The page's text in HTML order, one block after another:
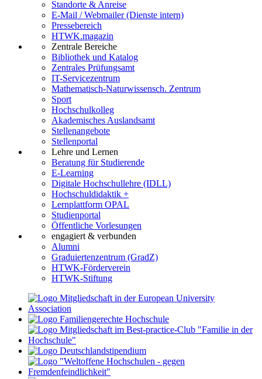
Standorte & Anreise
E-Mail / Webmailer (Dienste intern)
Pressebereich
HTWK.magazin
Zentrale Bereiche
Bibliothek und Katalog
Zentrales Prüfungsamt
IT-Servicezentrum
Mathematisch-Naturwissensch. Zentrum
Sport
Hochschulkolleg
Akademisches Auslandsamt
Stellenangebote
Stellenportal
Lehre und Lernen
Beratung für Studierende
E-Learning
Digitale Hochschullehre (IDLL)
Hochschuldidaktik +
Lernplattform OPAL
Studienportal
Öffentliche Vorlesungen
engagiert & verbunden
Alumni
Graduiertenzentrum (GradZ)
HTWK-Förderverein
HTWK-Stiftung